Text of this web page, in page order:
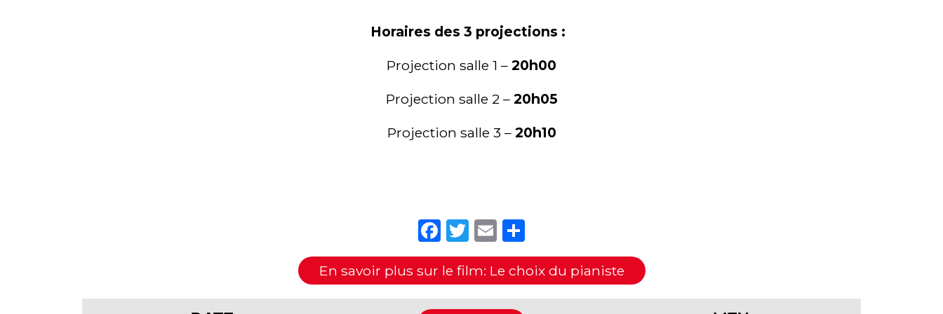
Horaires des 3 projections :
Projection salle 1 – 20h00
Projection salle 2 –20h05
Projection salle 3 – 20h10
Facebook
Twitter
Email
En savoir plus sur le film: Le choix du pianiste